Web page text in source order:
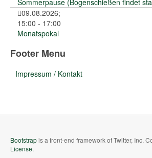
Sommerpause (Bogenschießen findet
09.08.2026;
15:00 - 17:00
Monatspokal
Footer Menu
Impressum / Kontakt
Bootstrapis a front-end framework of Twitter, Inc.
License.